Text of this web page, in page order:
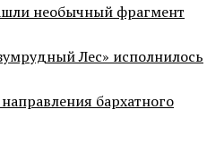
необычный фрагмент
Лес» исполнилось
бархатного